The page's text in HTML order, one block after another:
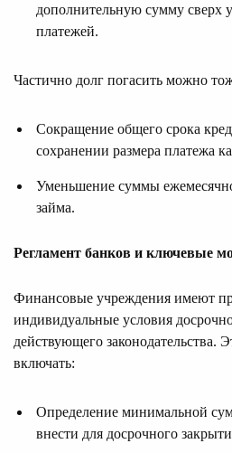
дополнительную сумму сверх
платежей.
Частично долг погасить можно
Сокращение общего срока
сохранении размера платежа
Уменьшение суммы
займа.
Регламент банков и ключевые
Финансовые учреждения имеют
индивидуальные условия
действующего законодательства.
включать:
Определение минимальной
внести для досрочного